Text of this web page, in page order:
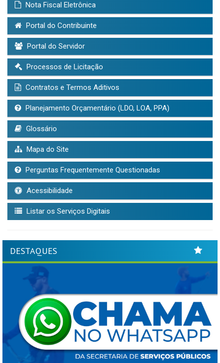
Nota Fiscal Eletrônica
Portal do Contribuinte
Portal do Servidor
Processos de Licitação
Contratos e Termos Aditivos
Planejamento Orçamentário (LDO, LOA, PPA)
Glossário
Mapa do Site
Perguntas Frequentemente Questionadas
Acessibilidade
Listar os Serviços Digitais
DESTAQUES